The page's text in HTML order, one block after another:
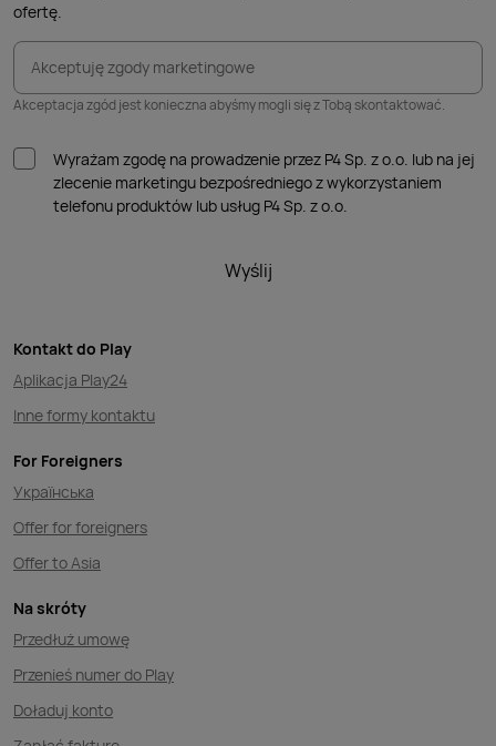
ofertę.
Akceptuję zgody marketingowe
Akceptacja zgód jest konieczna abyśmy mogli się z Tobą skontaktować.
Wyrażam zgodę na prowadzenie przez P4 Sp. z o.o. lub na jej
zlecenie marketingu bezpośredniego z wykorzystaniem
telefonu produktów lub usług P4 Sp. z o.o.
Wyślij
Kontakt do Play
Aplikacja Play24
Inne formy kontaktu
For Foreigners
Українська
Offer for foreigners
Offer to Asia
Na skróty
Przedłuż umowę
Przenieś numer do Play
Doładuj konto